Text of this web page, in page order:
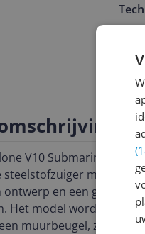
V10 Submarine™ is
met een
en een gewicht
Het model wordt
muurbeugel, zodat je